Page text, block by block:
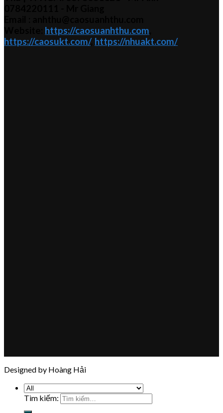
https://caosuanhthu.com
https://caosukt.com/, https://nhuakt.com/
Designed by Hoàng Hải
Tìm kiếm: